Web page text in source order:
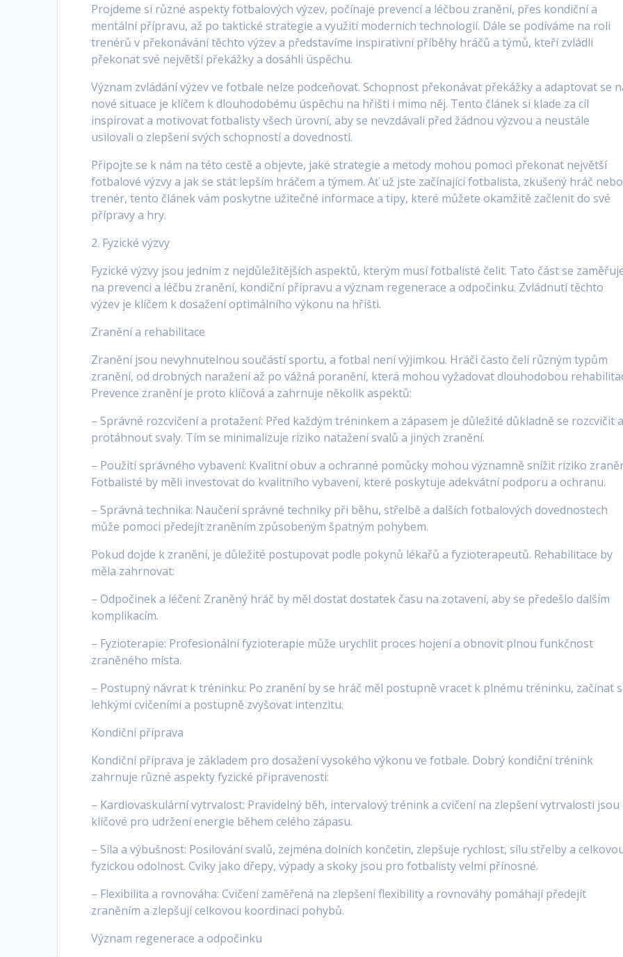
Projdeme si různé aspekty fotbalových výzev, počínaje prevencí a léčbou zranění, přes kondiční a
mentální přípravu, až po taktické strategie a využití moderních technologií. Dále se podíváme na roli
trenérů v překonávání těchto výzev a představíme inspirativní příběhy hráčů a týmů, kteří zvládli
překonat své největší překážky a dosáhli úspěchu.
Význam zvládání výzev ve fotbale nelze podceňovat. Schopnost překonávat překážky a adaptovat se
nové situace je klíčem k dlouhodobému úspěchu na hřišti i mimo něj. Tento článek si klade za cíl
inspirovat a motivovat fotbalisty všech úrovní, aby se nevzdávali před žádnou výzvou a neustále
usilovali o zlepšení svých schopností a dovedností.
Připojte se k nám na této cestě a objevte, jaké strategie a metody mohou pomoci překonat největší
fotbalové výzvy a jak se stát lepším hráčem a týmem. Ať už jste začínající fotbalista, zkušený hráč nebo
trenér, tento článek vám poskytne užitečné informace a tipy, které můžete okamžitě začlenit do své
přípravy a hry.
2. Fyzické výzvy
Fyzické výzvy jsou jedním z nejdůležitějších aspektů, kterým musí fotbalisté čelit. Tato část se
na prevenci a léčbu zranění, kondiční přípravu a význam regenerace a odpočinku. Zvládnutí těchto
výzev je klíčem k dosažení optimálního výkonu na hřišti.
Zranění a rehabilitace
Zranění jsou nevyhnutelnou součástí sportu, a fotbal není výjimkou. Hráči často čelí různým typům
zranění, od drobných naražení až po vážná poranění, která mohou vyžadovat dlouhodobou
Prevence zranění je proto klíčová a zahrnuje několik aspektů:
– Správné rozcvičení a protažení: Před každým tréninkem a zápasem je důležité důkladně se rozcvičit
protáhnout svaly. Tím se minimalizuje riziko natažení svalů a jiných zranění.
– Použití správného vybavení: Kvalitní obuv a ochranné pomůcky mohou významně snížit riziko
Fotbalisté by měli investovat do kvalitního vybavení, které poskytuje adekvátní podporu a ochranu.
– Správná technika: Naučení správné techniky při běhu, střelbě a dalších fotbalových dovednostech
může pomoci předejít zraněním způsobeným špatným pohybem.
Pokud dojde k zranění, je důležité postupovat podle pokynů lékařů a fyzioterapeutů. Rehabilitace by
měla zahrnovat:
– Odpočinek a léčení: Zraněný hráč by měl dostat dostatek času na zotavení, aby se předešlo dalším
komplikacím.
– Fyzioterapie: Profesionální fyzioterapie může urychlit proces hojení a obnovit plnou funkčnost
zraněného místa.
– Postupný návrat k tréninku: Po zranění by se hráč měl postupně vracet k plnému tréninku, začínat s
lehkými cvičeními a postupně zvyšovat intenzitu.
Kondiční příprava
Kondiční příprava je základem pro dosažení vysokého výkonu ve fotbale. Dobrý kondiční trénink
zahrnuje různé aspekty fyzické připravenosti:
– Kardiovaskulární vytrvalost: Pravidelný běh, intervalový trénink a cvičení na zlepšení vytrvalosti jsou
klíčové pro udržení energie během celého zápasu.
– Síla a výbušnost: Posilování svalů, zejména dolních končetin, zlepšuje rychlost, sílu střelby a
fyzickou odolnost. Cviky jako dřepy, výpady a skoky jsou pro fotbalisty velmi přínosné.
– Flexibilita a rovnováha: Cvičení zaměřená na zlepšení flexibility a rovnováhy pomáhají předejít
zraněním a zlepšují celkovou koordinaci pohybů.
Význam regenerace a odpočinku